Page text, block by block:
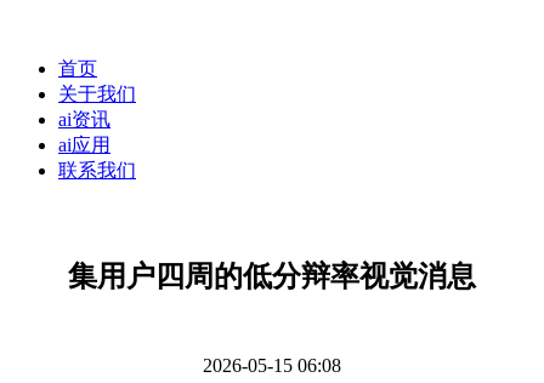
首页
关于我们
ai资讯
ai应用
联系我们
集用户四周的低分辩率视觉消息
2026-05-15 06:08